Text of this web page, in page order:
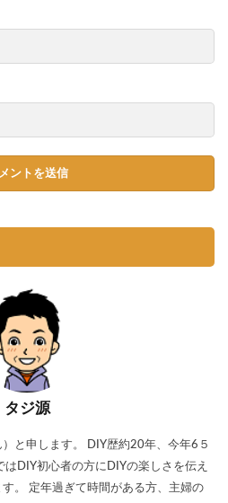
タジ源
と申します。 DIY歴約20年、今年6５
DIY初心者の方にDIYの楽しさを伝え
。 定年過ぎて時間がある方、主婦の